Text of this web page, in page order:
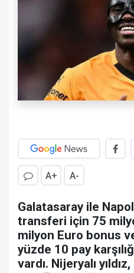
A+ A-
Galatasaray ile
transferi için 75
milyon Euro bonus
yüzde 10 pay
vardı. Nijeryalı